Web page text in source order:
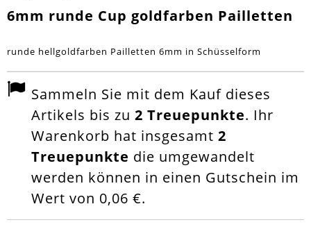
6mm runde Cup goldfarben Pailletten
runde hellgoldfarben Pailletten 6mm in Schüsselform
Sammeln Sie mit dem Kauf dieses
Artikels bis zu 2 Treuepunkte. Ihr
Warenkorb hat insgesamt 2
Treuepunkte die umgewandelt
werden können in einen Gutschein im
Wert von 0,06 €.